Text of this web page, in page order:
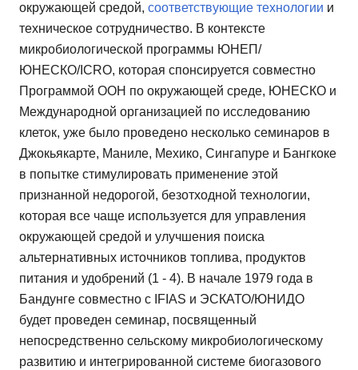
окружающей средой, соответствующие технологии и
техническое сотрудничество. В контексте
микробиологической программы ЮНЕП/
ЮНЕСКО/ICRO, которая спонсируется совместно
Программой ООН по окружающей среде, ЮНЕСКО и
Международной организацией по исследованию
клеток, уже было проведено несколько семинаров в
Джокьякарте, Маниле, Мехико, Сингапуре и Бангкоке
в попытке стимулировать применение этой
признанной недорогой, безотходной технологии,
которая все чаще используется для управления
окружающей средой и улучшения поиска
альтернативных источников топлива, продуктов
питания и удобрений (1 - 4). В начале 1979 года в
Бандунге совместно с IFIAS и ЭСКАТО/ЮНИДО
будет проведен семинар, посвященный
непосредственно сельскому микробиологическому
развитию и интегрированной системе биогазового